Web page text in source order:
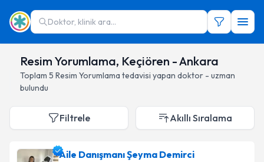
Doktor, klinik ara...
Resim Yorumlama, Keçiören - Ankara
Toplam 5 Resim Yorumlama tedavisi yapan doktor - uzman
bulundu
Filtrele Akıllı Sıralama
Aile Danışmanı Şeyma Demirci